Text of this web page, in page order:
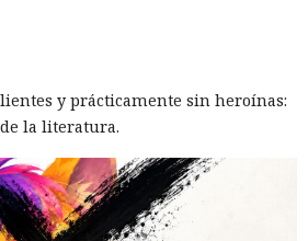
y prácticamente sin heroínas:
la literatura.